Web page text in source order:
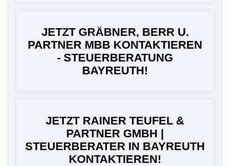
JETZT GRÄBNER, BERR U.
PARTNER MBB KONTAKTIEREN
- STEUERBERATUNG
BAYREUTH!
JETZT RAINER TEUFEL &
PARTNER GMBH |
STEUERBERATER IN BAYREUTH
KONTAKTIEREN!